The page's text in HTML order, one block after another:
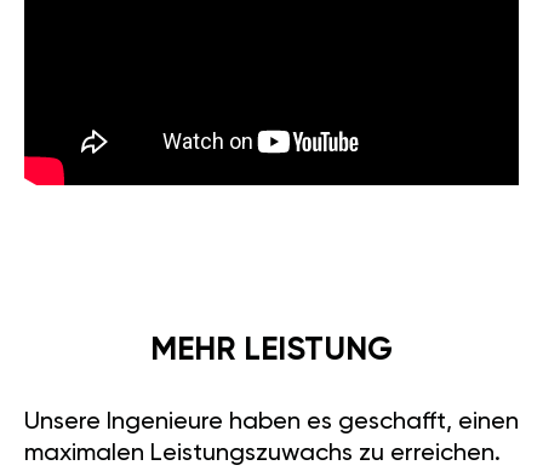
MEHR LEISTUNG
Unsere Ingenieure haben es geschafft, einen
maximalen Leistungszuwachs zu erreichen.